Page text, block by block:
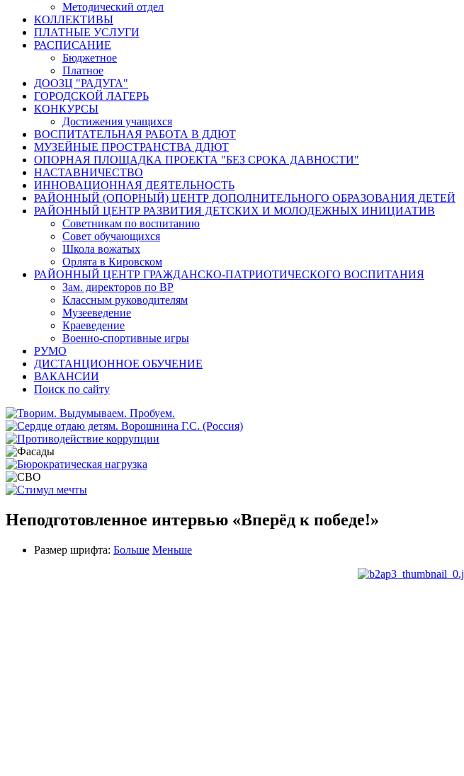
Методический отдел
КОЛЛЕКТИВЫ
ПЛАТНЫЕ УСЛУГИ
РАСПИСАНИЕ
Бюджетное
Платное
ДООЗЦ "РАДУГА"
ГОРОДСКОЙ ЛАГЕРЬ
КОНКУРСЫ
Достижения учащихся
ВОСПИТАТЕЛЬНАЯ РАБОТА В ДДЮТ
МУЗЕЙНЫЕ ПРОСТРАНСТВА ДДЮТ
ОПОРНАЯ ПЛОЩАДКА ПРОЕКТА "БЕЗ СРОКА ДАВНОСТИ"
НАСТАВНИЧЕСТВО
ИННОВАЦИОННАЯ ДЕЯТЕЛЬНОСТЬ
РАЙОННЫЙ (ОПОРНЫЙ) ЦЕНТР ДОПОЛНИТЕЛЬНОГО ОБРАЗОВАНИЯ ДЕТЕЙ
РАЙОННЫЙ ЦЕНТР РАЗВИТИЯ ДЕТСКИХ И МОЛОДЕЖНЫХ ИНИЦИАТИВ
Советникам по воспитанию
Совет обучающихся
Школа вожатых
Орлята в Кировском
РАЙОННЫЙ ЦЕНТР ГРАЖДАНСКО-ПАТРИОТИЧЕСКОГО ВОСПИТАНИЯ
Зам. директоров по ВР
Классным руководителям
Музееведение
Краеведение
Военно-спортивные игры
РУМО
ДИСТАНЦИОННОЕ ОБУЧЕНИЕ
ВАКАНСИИ
Поиск по сайту
Неподготовленное интервью «Вперёд к победе!»
Размер шрифта: Больше Меньше